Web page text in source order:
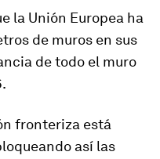
la Unión Europea ha
de muros en sus
de todo el muro
.
fronteriza está
así las